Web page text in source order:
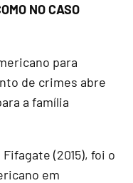
NO CASO
para
de crimes abre
a família
(2015), foi o
em